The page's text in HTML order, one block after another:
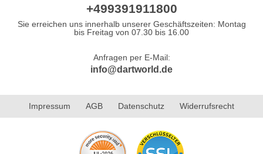
+499391911800
Sie erreichen uns innerhalb unserer Geschäftszeiten: Montag
bis Freitag von 07.30 bis 16.00
Anfragen per E-Mail:
info@dartworld.de
Impressum AGB Datenschutz Widerrufsrecht